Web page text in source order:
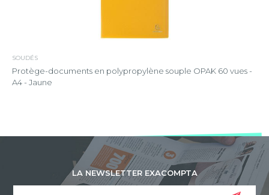
SOUDÉS
Protège-documents en polypropylène souple OPAK 60 vues -
A4 - Jaune
LA NEWSLETTER EXACOMPTA